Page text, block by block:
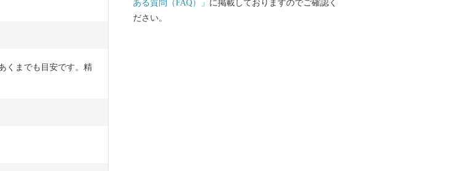
くまでも目安です。精
ある質問（FAQ）」 に掲載しておりますのでご確認く
ださい。